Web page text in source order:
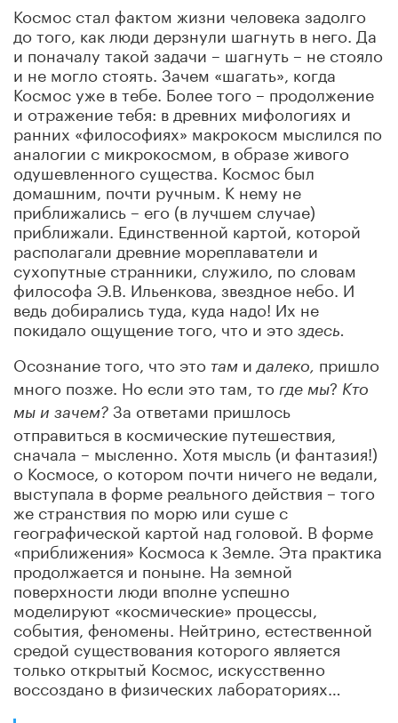
Космос стал фактом жизни человека задолго
до того, как люди дерзнули шагнуть в него. Да
и поначалу такой задачи – шагнуть – не стояло
и не могло стоять. Зачем «шагать», когда
Космос уже в тебе. Более того – продолжение
и отражение тебя: в древних мифологиях и
ранних «философиях» макрокосм мыслился по
аналогии с микрокосмом, в образе живого
одушевленного существа. Космос был
домашним, почти ручным. К нему не
приближались – его (в лучшем случае)
приближали. Единственной картой, которой
располагали древние мореплаватели и
сухопутные странники, служило, по словам
философа Э.В. Ильенкова, звездное небо. И
ведь добирались туда, куда надо! Их не
покидало ощущение того, что и это здесь.
Осознание того, что это там и далеко, пришло
много позже. Но если это там, то где мы? Кто
мы и зачем? За ответами пришлось
отправиться в космические путешествия,
сначала – мысленно. Хотя мысль (и фантазия!)
о Космосе, о котором почти ничего не ведали,
выступала в форме реального действия – того
же странствия по морю или суше с
географической картой над головой. В форме
«приближения» Космоса к Земле. Эта практика
продолжается и поныне. На земной
поверхности люди вполне успешно
моделируют «космические» процессы,
события, феномены. Нейтрино, естественной
средой существования которого является
только открытый Космос, искусственно
воссоздано в физических лабораториях…